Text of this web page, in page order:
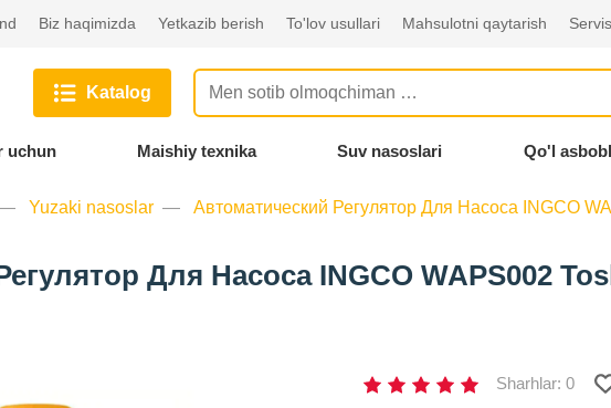
Biz haqimizda Yetkazib berish To'lov usullari Mahsulotni qaytarish
Katalog
uchun Maishiy texnika Suv nasoslari Qo'l
Yuzaki nasoslar Автоматический Регулятор Для Насоса INGCO
Для Насоса INGCO WAPS002
Sharhlar: 0